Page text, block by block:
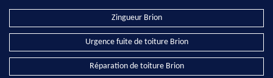
Zingueur Brion
Urgence fuite de toiture Brion
Réparation de toiture Brion